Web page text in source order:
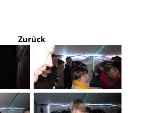
Zurück